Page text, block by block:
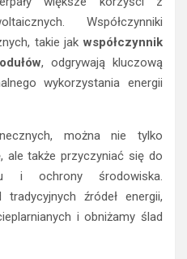
większe korzyści z
Współczynniki
takie jak
współczynnik
, odgrywają kluczową
wykorzystania energii
można nie tylko
ale także przyczyniać się do
i ochrony środowiska.
tradycyjnych źródeł energii,
i obniżamy ślad